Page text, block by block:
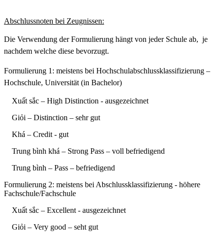
Abschlussnoten bei Zeugnissen:
Die Verwendung der Formulierung hängt von jeder Schule ab, je
nachdem welche diese bevorzugt.
Formulierung 1: meistens bei Hochschulabschlussklassifizierung –
Hochschule, Universität (in Bachelor)
Xuất sắc – High Distinction - ausgezeichnet
Giỏi – Distinction – sehr gut
Khá – Credit - gut
Trung bình khá – Strong Pass – voll befriedigend
Trung bình – Pass – befriedigend
Formulierung 2: meistens bei Abschlussklassifizierung - höhere
Fachschule/Fachschule
Xuất sắc – Excellent - ausgezeichnet
Giỏi – Very good – seht gut